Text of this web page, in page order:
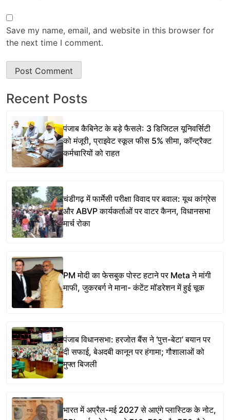
Save my name, email, and website in this browser for
the next time I comment.
Recent Posts
पंजाब कैबिनेट के बड़े फैसले: 3 डिजिटल यूनिवर्सिटी
को मंजूरी, प्राइवेट स्कूल फीस 5% सीमा, कॉन्ट्रैक्ट
कर्मचारियों को राहत
चंडीगढ़ में फार्मेसी परीक्षा विवाद पर बवाल: यूथ कांग्रेस
और ABVP कार्यकर्ताओं पर वाटर कैनन, विधानसभा
मार्च रोका
PM मोदी का फेसबुक पोस्ट हटाने पर Meta ने मांगी
माफी, जुकरबर्ग ने माना- कंटेंट मॉडरेशन में हुई चूक
पंजाब विधानसभा: हरजोत बैंस ने ‘पुत्त-बेटा’ बयान पर
दी सफाई, बेअदबी कानून पर हंगामा; गौशालाओं को
मुफ्त बिजली
भारत में अप्रैल-मई 2027 से आएंगे प्लास्टिक के नोट,